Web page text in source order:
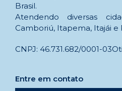
Brasil.
Atendendo diversas
Camboriú, Itapema, Itajái e
CNPJ: 46.731.682/0001-03
Entre em contato